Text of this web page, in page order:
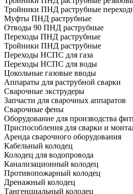
Тройники ПНД раструбные
Муфты ПНД раструбные
Отводы 90 ПНД раструбные
Переходы ПНД раструбные
Тройники ПНД раструбные
Переходы НСПС для газа
Переходы НСПС для воды
Цокольные газовые вводы
Аппараты для раструбной сварки
Сварочные экструдеры
Запчасти для сварочных аппаратов
Сварочные фены
Оборудование для производства
Приспособления для сварки и
Аренда сварочного оборудования
Кабельный колодец
Колодец для водопровода
Канализационный колодец
Противопожарный колодец
Дренажный колодец
Тангенциальный колодец